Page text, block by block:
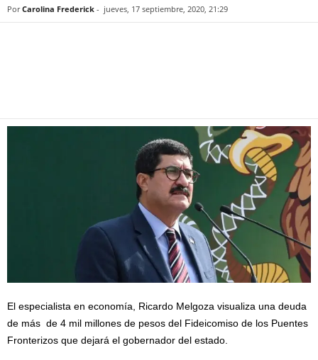
Por Carolina Frederick - jueves, 17 septiembre, 2020, 21:29
El especialista en economía, Ricardo Melgoza visualiza una deuda
de más de 4 mil millones de pesos del Fideicomiso de los Puentes
Fronterizos que dejará el gobernador del estado.